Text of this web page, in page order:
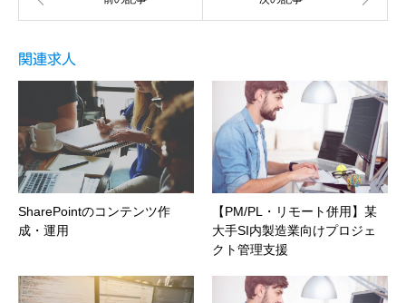
関連求人
SharePointのコンテンツ作
成・運用
【PM/PL・リモート併用】某
大手SI内製造業向けプロジェ
クト管理支援